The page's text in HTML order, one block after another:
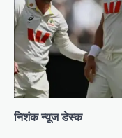
निशंक न्यूज डेस्क